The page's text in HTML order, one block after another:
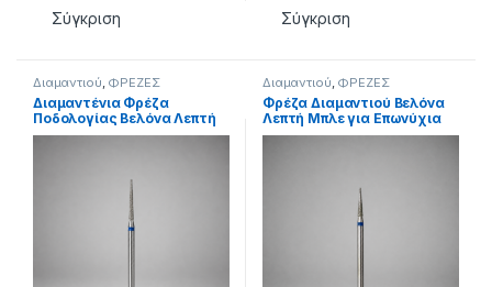
Σύγκριση Σύγκριση
Διαμαντιού, ΦΡΕΖΕΣ
Διαμαντένια Φρέζα
Ποδολογίας Βελόνα Λεπτή
Μπλε Μεσαίου Κόκκου
Διαμαντιού, ΦΡΕΖΕΣ
Φρέζα Διαμαντιού Βελόνα
Λεπτή Μπλε για Επωνύχια